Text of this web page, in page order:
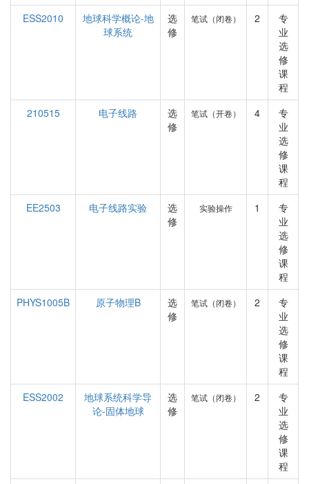
ESS2010
地球科学概论-地
球系统
选
修
笔试（闭卷） 2
专
业
选
修
课
程
210515
电子线路
选
修
笔试（开卷） 4
专
业
选
修
课
程
EE2503
电子线路实验
选
修
实验操作 1
专
业
选
修
课
程
PHYS1005B
原子物理B
选
修
笔试（闭卷） 2
专
业
选
修
课
程
ESS2002
地球系统科学导
论-固体地球
选
修
笔试（闭卷） 2
专
业
选
修
课
程